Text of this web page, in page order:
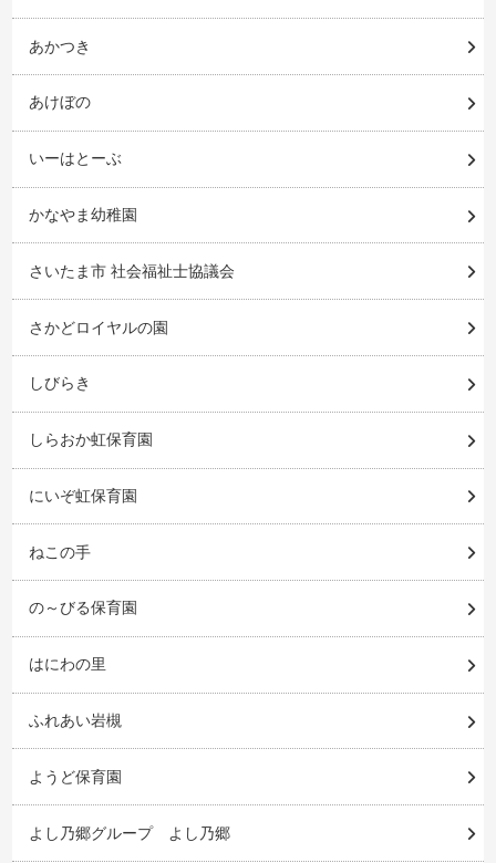
あかつき
あけぼの
いーはとーぶ
かなやま幼稚園
さいたま市 社会福祉士協議会
さかどロイヤルの園
しびらき
しらおか虹保育園
にいぞ虹保育園
ねこの手
の～びる保育園
はにわの里
ふれあい岩槻
ようど保育園
よし乃郷グループ よし乃郷